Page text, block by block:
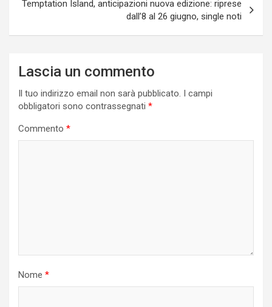
Temptation Island, anticipazioni nuova edizione: riprese
dall’8 al 26 giugno, single noti
Lascia un commento
Il tuo indirizzo email non sarà pubblicato. I campi
obbligatori sono contrassegnati *
Commento *
Nome *